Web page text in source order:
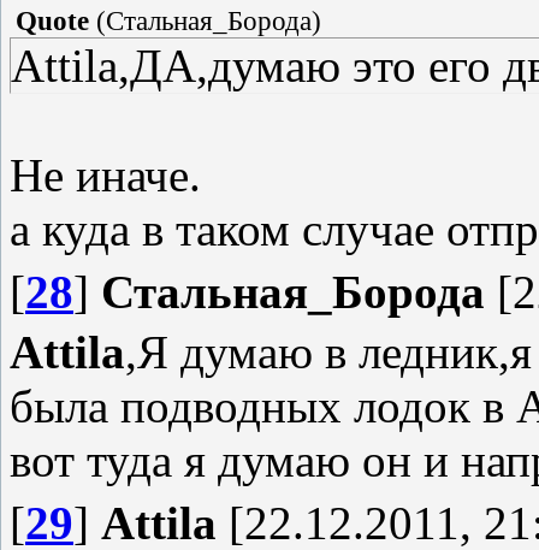
Quote (Стальная_Борода)
Attila,ДА,думаю это его
Не иначе.
а куда в таком случае
[28] Стальная_Борода
Attila,Я думаю в
была подводных лодок в
вот туда я думаю он и
[29] Attila [22.12.2011,